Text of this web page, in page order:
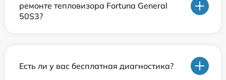
ремонте тепловизора Fortuna General
50S3?
Есть ли у вас бесплатная диагностика?